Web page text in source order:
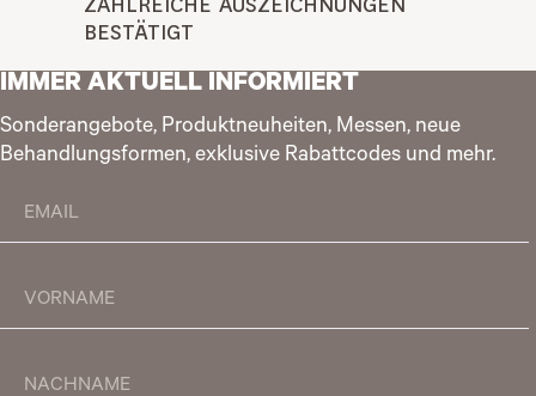
BESTÄTIGT
IMMER AKTUELL INFORMIERT
Sonderangebote, Produktneuheiten, Messen, neue
Behandlungsformen, exklusive Rabattcodes und mehr.